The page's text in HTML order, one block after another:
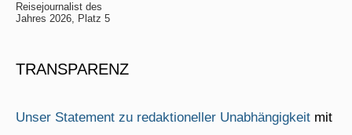
Reisejournalist des
Jahres 2026, Platz 5
TRANSPARENZ
Unser Statement zu redaktioneller Unabhängigkeit mit